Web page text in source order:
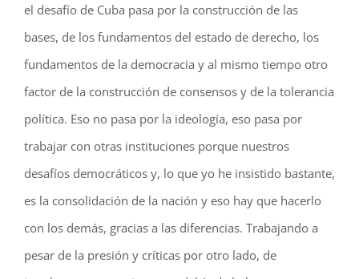
el desafío de Cuba pasa por la construcción de las
bases, de los fundamentos del estado de derecho, los
fundamentos de la democracia y al mismo tiempo otro
factor de la construcción de consensos y de la tolerancia
política. Eso no pasa por la ideología, eso pasa por
trabajar con otras instituciones porque nuestros
desafíos democráticos y, lo que yo he insistido bastante,
es la consolidación de la nación y eso hay que hacerlo
con los demás, gracias a las diferencias. Trabajando a
pesar de la presión y críticas por otro lado, de